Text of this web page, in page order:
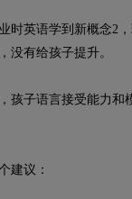
英语学到新概念2，
没有给孩子提升。
子语言接受能力和
建议：